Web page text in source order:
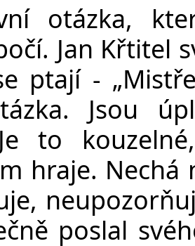
otázka,
Jan Křtitel
ptají -
Jsou
to
hraje. Nechá
poslal